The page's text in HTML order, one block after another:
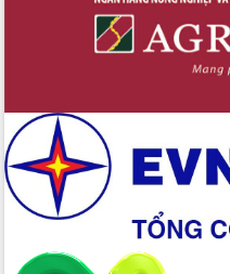
Tập trung triển khai quyết liệt, đồng bộ
các giải pháp nhằm thực hiện hiệu quả
trong phòng chống tảo hôn và hôn
nhân cận huyết thống
Nông sản Tây Nguyên thu hút doanh
nghiệp nước ngoài
Đắk Lắk định vị thương hiệu du lịch
“Biển – Rừng – Cà phê” trong không
gian phát triển mới